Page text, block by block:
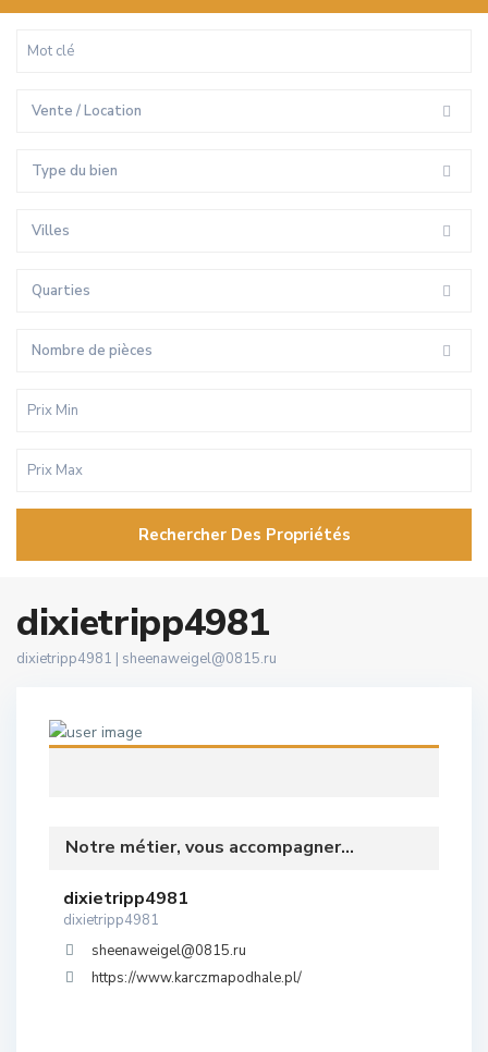
Vente / Location
Type du bien
Villes
Quarties
Nombre de pièces
Rechercher Des Propriétés
dixietripp4981
dixietripp4981 | sheenaweigel@0815.ru
Notre métier, vous accompagner...
dixietripp4981
dixietripp4981
sheenaweigel@0815.ru
https://www.karczmapodhale.pl/